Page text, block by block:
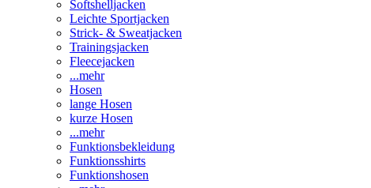
Softshelljacken
Leichte Sportjacken
Strick- & Sweatjacken
Trainingsjacken
Fleecejacken
...mehr
Hosen
lange Hosen
kurze Hosen
...mehr
Funktionsbekleidung
Funktionsshirts
Funktionshosen